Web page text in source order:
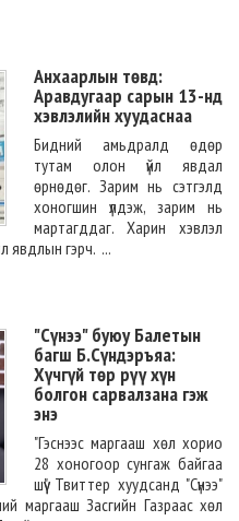
Анхаарлын төвд:
Аравдугаар сарын 13-нд
хэвлэлийн хуудаснаа
Бидний амьдралд өдөр
тутам олон үйл явдал
өрнөдөг. Зарим нь сэтгэлд
хоногшин үлдэж, зарим нь
мартагддаг. Харин хэвлэл
явдлын гэрч. ...
"Сүнээ" буюу Балетын
багш Б.Сүндэръяа:
Хүчгүй төр рүү хүн
болгон сарвалзана гэж
энэ
"Гэснээс маргааш хөл хорио
28 хоногоор сунгаж байгаа
шүү". Твиттер хуудсанд "Сүнээ"
маргааш Засгийн Газраас хөл